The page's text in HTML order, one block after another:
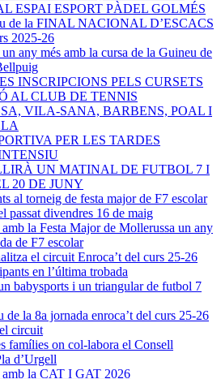
ESPAI ESPORT PÀDEL GOLMÉS
de la FINAL NACIONAL D’ESCACS
2025-26
any més amb la cursa de la Guineu de
INSCRIPCIONS PELS CURSETS
AL CLUB DE TENNIS
VILA-SANA, BARBENS, POAL I
PER LES TARDES
UN MATINAL DE FUTBOL 7 I
20 DE JUNY
al torneig de festa major de F7 escolar
passat divendres 16 de maig
la Festa Major de Mollerussa un any
de F7 escolar
el circuit Enroca’t del curs 25-26
en l’última trobada
babysports i un triangular de futbol 7
de la 8a jornada enroca’t del curs 25-26
circuit
famílies on col-labora el Consell
d’Urgell
la CAT I GAT 2026